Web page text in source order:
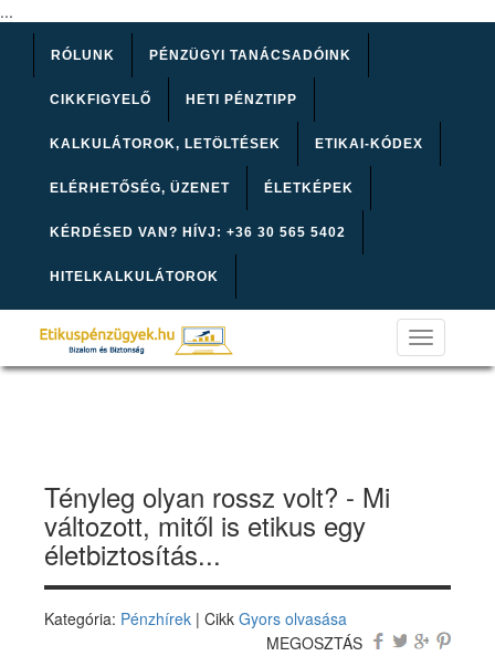
...
RÓLUNK PÉNZÜGYI TANÁCSADÓINK
CIKKFIGYELŐ HETI PÉNZTIPP
KALKULÁTOROK, LETÖLTÉSEK ETIKAI-KÓDEX
ELÉRHETŐSÉG, ÜZENET ÉLETKÉPEK
KÉRDÉSED VAN? HÍVJ: +36 30 565 5402
HITELKALKULÁTOROK
Toggle
navigation
Tényleg olyan rossz volt? - Mi
változott, mitől is etikus egy
életbiztosítás...
Kategória: Pénzhírek | Cikk Gyors olvasása
MEGOSZTÁS